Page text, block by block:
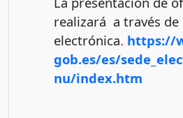
realizará a través de
electrónica. https://
gob.es/es/
nu/index.htm